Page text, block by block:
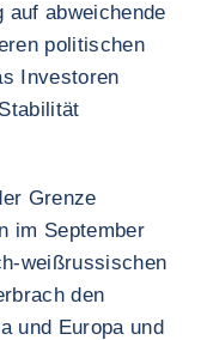
auf abweichende
politischen
Investoren
Grenze
im September
weißrussischen
den
und Europa und